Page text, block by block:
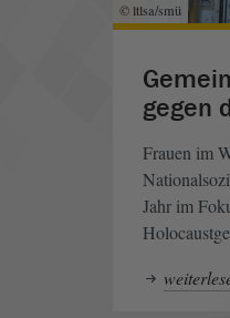
© ltlsa/smü
gegen
Frauen im
Jahr im